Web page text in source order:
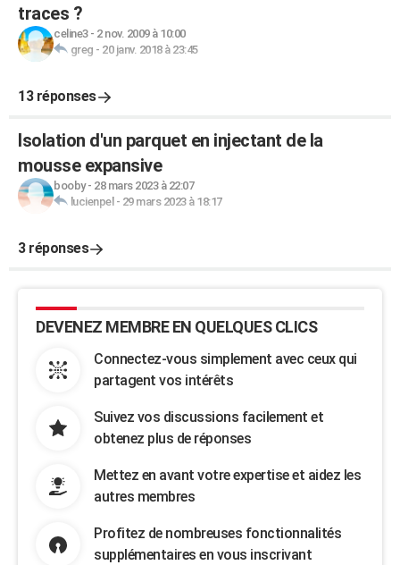
traces ?
celine3- 2 nov. 2009 à 10:00
greg - 20 janv. 2018 à 23:45
13 réponses
Isolation d'un parquet en injectant de la
mousse expansive
booby- 28 mars 2023 à 22:07
lucienpel - 29 mars 2023 à 18:17
3 réponses
DEVENEZ MEMBRE EN QUELQUES CLICS
Connectez-vous simplement avec ceux qui
partagent vos intérêts
Suivez vos discussions facilement et
obtenez plus de réponses
Mettez en avant votre expertise et aidez les
autres membres
Profitez de nombreuses fonctionnalités
supplémentaires en vous inscrivant